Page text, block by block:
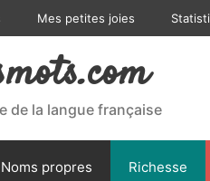
Mes petites joies
de la langue française
Noms propres Richesse